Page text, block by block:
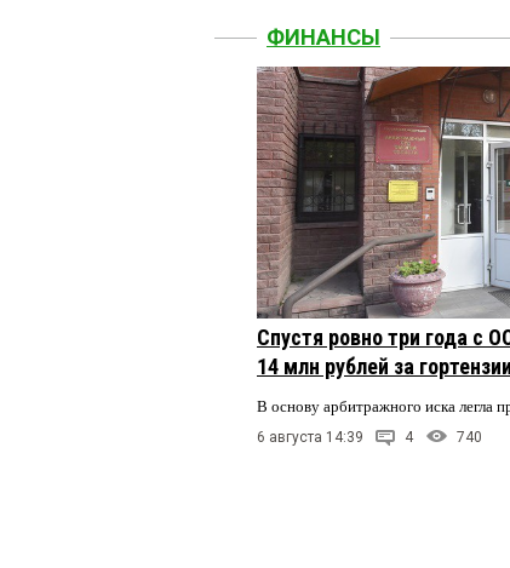
ФИНАНСЫ
Спустя ровно три года с
14 млн рублей за
В основу арбитражного иска легла
6 августа 14:39 4 740